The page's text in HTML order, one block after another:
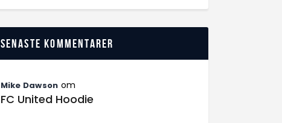
Senaste kommentarer
Mike Dawson om
FC United Hoodie